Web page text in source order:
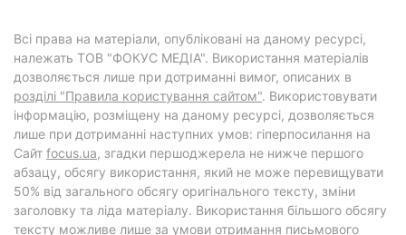
Всі права на матеріали, опубліковані на даному ресурсі,
належать ТОВ "ФОКУС МЕДІА". Використання матеріалів
дозволяється лише при дотриманні вимог, описаних в
розділі "Правила користування сайтом". Використовувати
інформацію, розміщену на даному ресурсі, дозволяється
лише при дотриманні наступних умов: гіперпосилання на
Cайт focus.ua, згадки першоджерела не нижче першого
абзацу, обсягу використання, який не може перевищувати
50% від загального обсягу оригінального тексту, зміни
заголовку та ліда матеріалу. Використання більшого обсягу
тексту можливе лише за умови отримання письмового